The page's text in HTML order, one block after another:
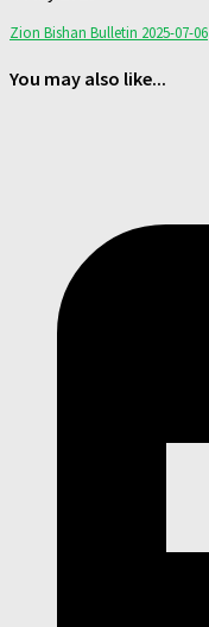
Zion Bishan Bulletin 2025-07-06
You may also like...